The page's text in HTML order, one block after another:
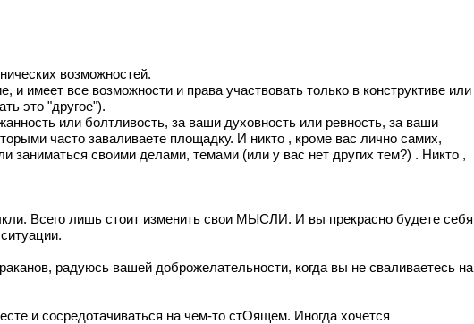
возможностей.
и имеет все возможности и права участвовать только в конструктиве или
это "другое").
или болтливость, за ваши духовность или ревность, за ваши
часто заваливаете площадку. И никто , кроме вас лично самих,
заниматься своими делами, темами (или у вас нет других тем?) . Никто ,
Всего лишь стоит изменить свои МЫСЛИ. И вы прекрасно будете себя
радуюсь вашей доброжелательности, когда вы не сваливаетесь на
и сосредотачиваться на чем-то стОящем. Иногда хочется